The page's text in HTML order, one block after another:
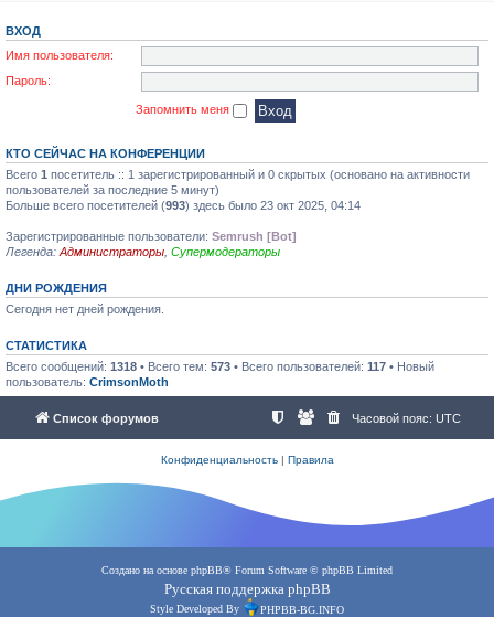
ВХОД
Имя пользователя:
Пароль:
Запомнить меня
КТО СЕЙЧАС НА КОНФЕРЕНЦИИ
Всего 1 посетитель :: 1 зарегистрированный и 0 скрытых (основано на активности
пользователей за последние 5 минут)
Больше всего посетителей (993) здесь было 23 окт 2025, 04:14
Зарегистрированные пользователи: Semrush [Bot]
Легенда: Администраторы Супермодераторы
ДНИ РОЖДЕНИЯ
Сегодня нет дней рождения.
СТАТИСТИКА
Всего сообщений: 1318 • Всего тем: 573 • Всего пользователей: 117 • Новый
пользователь: CrimsonMoth
Список форумов Часовой пояс: UTC
Конфиденциальность| Правила
Создано на основе phpBB® Forum Software © phpBB Limited
Русская поддержка phpBB
Style Developed By PHPBB-BG.INFO